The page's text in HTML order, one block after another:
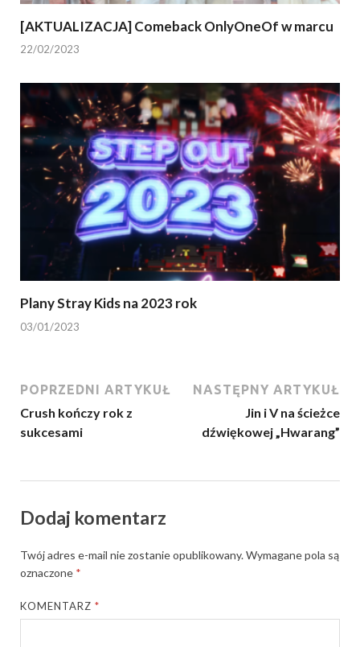
[AKTUALIZACJA] Comeback OnlyOneOf w marcu
22/02/2023
Plany Stray Kids na 2023 rok
03/01/2023
POPRZEDNI ARTYKUŁ
Crush kończy rok z
sukcesami
NASTĘPNY ARTYKUŁ
Jin i V na ścieżce
dźwiękowej „Hwarang”
Dodaj komentarz
Twój adres e-mail nie zostanie opublikowany.Wymagane pola są
oznaczone *
KOMENTARZ*